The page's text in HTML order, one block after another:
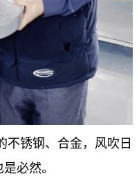
不锈钢、合金，风吹日
必然。